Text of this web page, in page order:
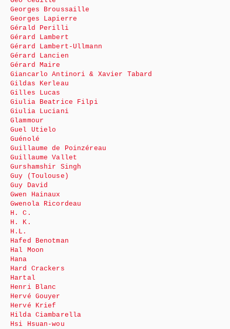
Georges Broussaille
Georges Lapierre
Gérald Perilli
Gérard Lambert
Gérard Lambert-Ullmann
Gérard Lancien
Gérard Maire
Giancarlo Antinori & Xavier Tabard
Gildas Kerleau
Gilles Lucas
Giulia Beatrice Filpi
Giulia Luciani
Glammour
Guel Utielo
Guénolé
Guillaume de Poinzéreau
Guillaume Vallet
Gurshamshir Singh
Guy (Toulouse)
Guy David
Gwen Hainaux
Gwenola Ricordeau
H. C.
H. K.
H.L.
Hafed Benotman
Hal Moon
Hana
Hard Crackers
Hartal
Henri Blanc
Hervé Gouyer
Hervé Krief
Hilda Ciambarella
Hsi Hsuan-wou